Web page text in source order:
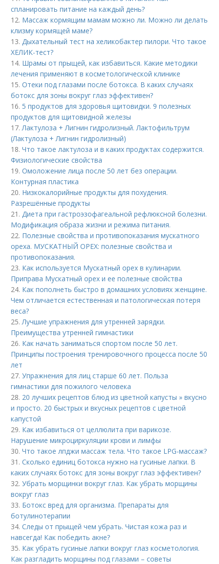
спланировать питание на каждый день?
12. Массаж кормящим мамам можно ли. Можно ли делать
клизму кормящей маме?
13.Дыхательный тест на хеликобактер пилори. Что такое
ХЕЛИК-тест?
14. Шрамы от прыщей, как избавиться. Какие методики
лечения применяют в косметологической клинике
15.Отеки под глазами после ботокса. В каких случаях
ботокс для зоны вокруг глаз эффективен?
16. 5 продуктов для здоровья щитовидки. 9 полезных
продуктов для щитовидной железы
17.Лактулоза + Лигнин гидролизный. Лактофильтрум
(Лактулоза + Лигнин гидролизный)
18.Что такое лактулоза и в каких продуктах содержится.
Физиологические свойства
19.Омоложение лица после 50 лет без операции.
Контурная пластика
20. Низкокалорийные продукты для похудения.
Разрешённые продукты
21.Диета при гастроэзофагеальной рефлюксной болезни.
Модификация образа жизни и режима питания.
22. Полезные свойства и противопоказания мускатного
ореха. МУСКАТНЫЙ ОРЕХ: полезные свойства и
противопоказания.
23. Как используется Мускатный орех в кулинарии.
Приправа Мускатный орех и ее полезные свойства
24. Как пополнеть быстро в домашних условиях женщине.
Чем отличается естественная и патологическая потеря
веса?
25.Лучшие упражнения для утренней зарядки.
Преимущества утренней гимнастики
26. Как начать заниматься спортом после 50 лет.
Принципы построения тренировочного процесса после 50
лет
27.Упражнения для лиц старше 60 лет. Польза
гимнастики для пожилого человека
28. 20 лучших рецептов блюд из цветной капусты » вкусно
и просто. 20 быстрых и вкусных рецептов с цветной
капустой
29. Как избавиться от целлюлита при варикозе.
Нарушение микроциркуляции крови и лимфы
30.Что такое лпджи массаж тела. Что такое LPG-массаж?
31.Сколько единиц ботокса нужно на гусиные лапки. В
каких случаях ботокс для зоны вокруг глаз эффективен?
32.Убрать морщинки вокруг глаз. Как убрать морщины
вокруг глаз
33. Ботокс вред для организма. Препараты для
ботулинотерапии
34.Следы от прыщей чем убрать. Чистая кожа раз и
навсегда! Как победить акне?
35. Как убрать гусиные лапки вокруг глаз косметология.
Как разгладить морщины под глазами – советы